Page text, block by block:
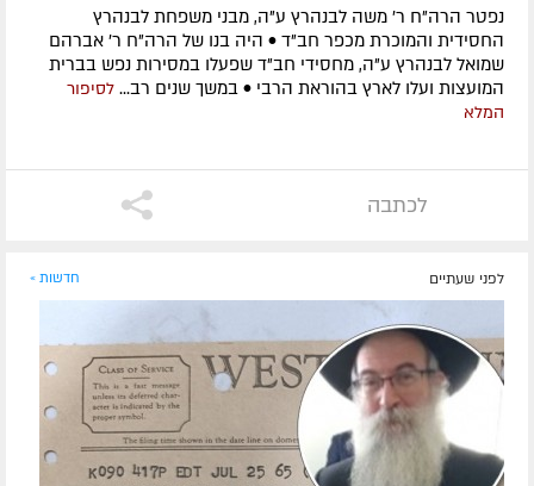
נפטר הרה"ח ר' משה לבנהרץ ע"ה, מבני משפחת לבנהרץ
החסידית והמוכרת מכפר חב"ד • היה בנו של הרה"ח ר' אברהם
שמואל לבנהרץ ע"ה, מחסידי חב"ד שפעלו במסירות נפש בברית
המועצות ועלו לארץ בהוראת הרבי • במשך שנים רב... לסיפור
המלא
לכתבה
לפני שעתיים חדשות »